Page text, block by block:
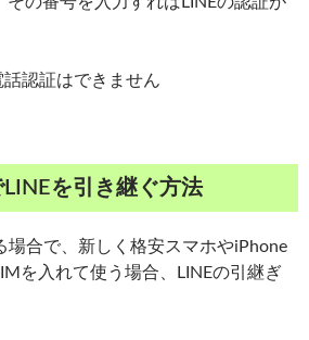
認証はできません
を引き継ぐ方法
場合で、新しく格安スマホやiPhone
を入れて使う場合、LINEの引継ぎ